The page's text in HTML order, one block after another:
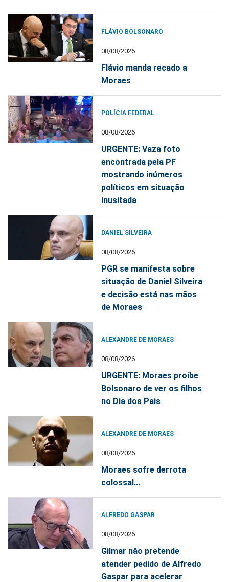
FLÁVIO BOLSONARO
08/08/2026
Flávio manda recado a
Moraes
POLÍCIA FEDERAL
08/08/2026
URGENTE: Vaza foto
encontrada pela PF
mostrando inúmeros
políticos em situação
inusitada
DANIEL SILVEIRA
08/08/2026
PGR se manifesta sobre
situação de Daniel Silveira
e decisão está nas mãos
de Moraes
ALEXANDRE DE MORAES
08/08/2026
URGENTE: Moraes proíbe
Bolsonaro de ver os filhos
no Dia dos Pais
ALEXANDRE DE MORAES
08/08/2026
Moraes sofre derrota
colossal...
ALFREDO GASPAR
08/08/2026
Gilmar não pretende
atender pedido de Alfredo
Gaspar para acelerar